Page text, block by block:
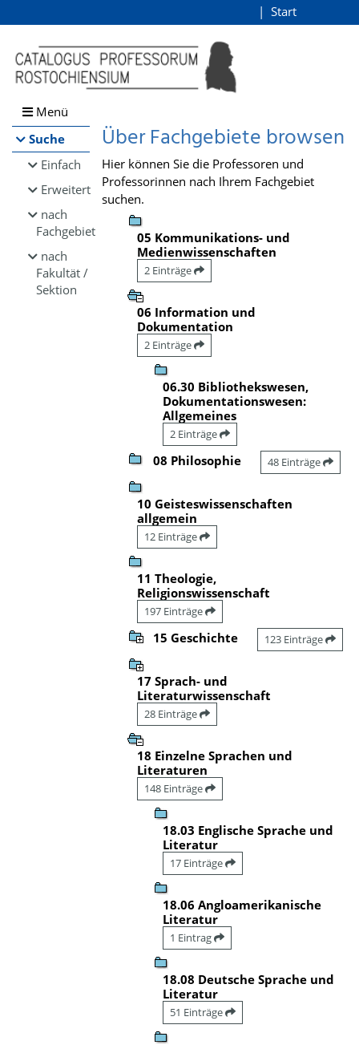
Browsen
direkt zum Inhalt
Start
Menü
Suche
Einfach
Erweitert
nach
Fachgebiet
nach
Fakultät /
Sektion
Über Fachgebiete browsen
Hier können Sie die Professoren und
Professorinnen nach Ihrem Fachgebiet
suchen.
05 Kommunikations- und
Medienwissenschaften
2 Einträge
06 Information und
Dokumentation
2 Einträge
06.30 Bibliothekswesen,
Dokumentationswesen:
Allgemeines
2 Einträge
08 Philosophie 48 Einträge
10 Geisteswissenschaften
allgemein
12 Einträge
11 Theologie,
Religionswissenschaft
197 Einträge
15 Geschichte 123 Einträge
17 Sprach- und
Literaturwissenschaft
28 Einträge
18 Einzelne Sprachen und
Literaturen
148 Einträge
18.03 Englische Sprache und
Literatur
17 Einträge
18.06 Angloamerikanische
Literatur
1 Eintrag
18.08 Deutsche Sprache und
Literatur
51 Einträge